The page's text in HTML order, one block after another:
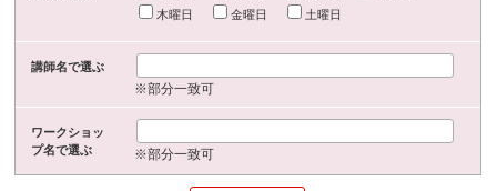
木曜日
金曜日 土曜日
講師名で選ぶ
※部分一致可
ワークショッ
プ名で選ぶ
※部分一致可